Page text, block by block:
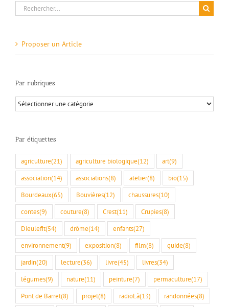
Rechercher:
Proposer un Article
Par rubriques
Par
rubriques
Par étiquettes
agriculture(21) agriculture biologique(12) art(9)
association(14) associations(8) atelier(8) bio(15)
Bourdeaux(65) Bouvières(12) chaussures(10)
contes(9) couture(8) Crest(11) Crupies(8)
Dieulefit(54) drôme(14) enfants(27)
environnement(9) exposition(8) film(8) guide(8)
jardin(20) lecture(36) livre(45) livres(34)
légumes(9) nature(11) peinture(7) permaculture(17)
Pont de Barret(8) projet(8) radioLà(13) randonnées(8)